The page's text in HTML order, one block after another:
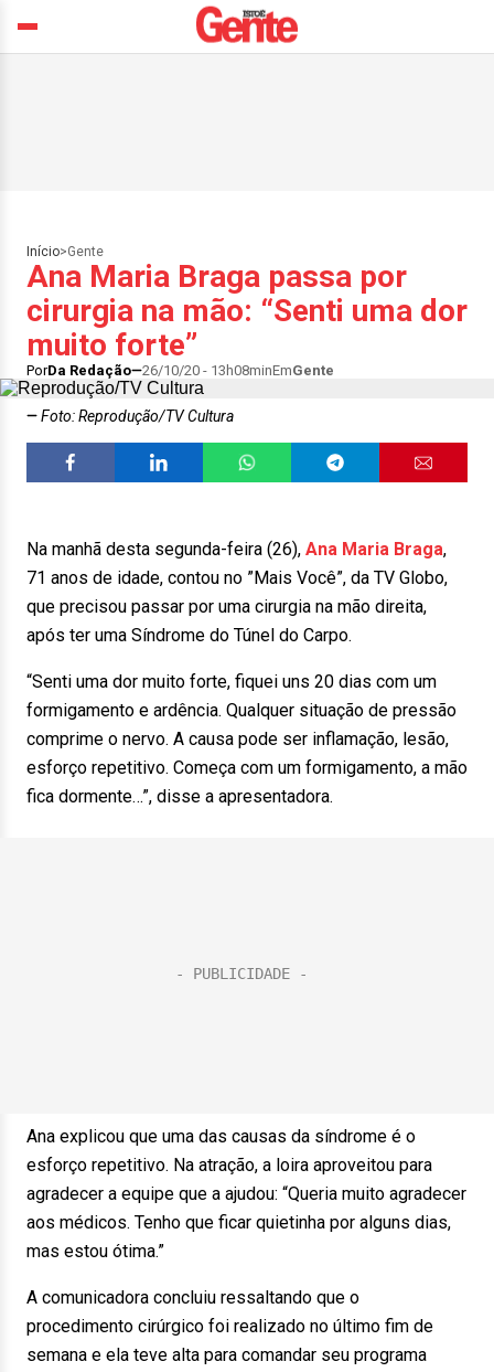
Início>Gente
Ana Maria Braga passa por
cirurgia na mão: “Senti uma dor
muito forte”
PorDa Redação 26/10/20 - 13h08minEmGente
Foto: Reprodução/TV Cultura
Na manhã desta segunda-feira (26), Ana Maria Braga,
71 anos de idade, contou no ”Mais Você”, da TV Globo,
que precisou passar por uma cirurgia na mão direita,
após ter uma Síndrome do Túnel do Carpo.
“Senti uma dor muito forte, fiquei uns 20 dias com um
formigamento e ardência. Qualquer situação de pressão
comprime o nervo. A causa pode ser inflamação, lesão,
esforço repetitivo. Começa com um formigamento, a mão
fica dormente…”, disse a apresentadora.
Ana explicou que uma das causas da síndrome é o
esforço repetitivo. Na atração, a loira aproveitou para
agradecer a equipe que a ajudou: “Queria muito agradecer
aos médicos. Tenho que ficar quietinha por alguns dias,
mas estou ótima.”
A comunicadora concluiu ressaltando que o
procedimento cirúrgico foi realizado no último fim de
semana e ela teve alta para comandar seu programa